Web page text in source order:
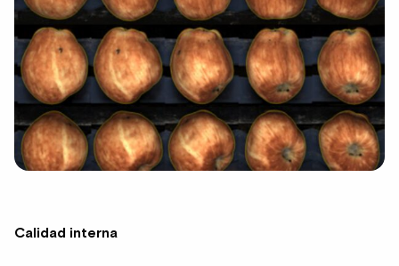
Calidad interna